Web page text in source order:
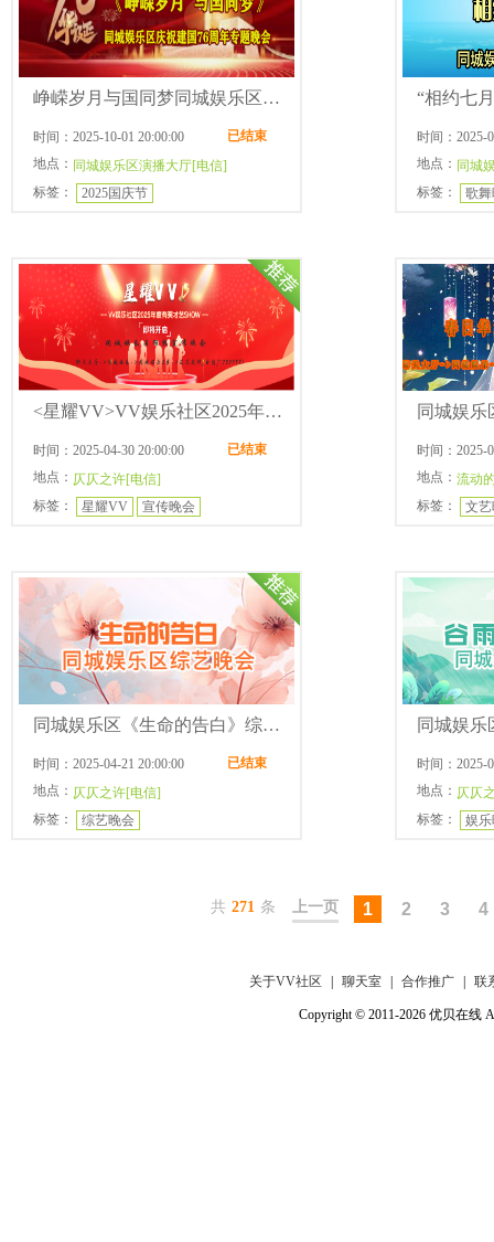
峥嵘岁月与国同梦同城娱乐区庆祝国庆76周年专题晚会
时间：2025-10-01 20:00:00
地点： 同城娱乐区演播大厅[电信]
标签：
2025国庆节
已结束
时间：2025-
地点： 同城
标签：
歌
<星耀VV>VV娱乐社区2025年度有奖才艺秀同城娱乐区预热宣传晚会
时间：2025-04-30 20:00:00
地点： 仄仄之许[电信]
标签：
星耀VV 宣传晚会
已结束
时间：2025-
地点： 流动
标签：
文
同城娱乐区《生命的告白》综艺晚会
时间：2025-04-21 20:00:00
地点： 仄仄之许[电信]
标签：
综艺晚会
已结束
时间：2025-
地点： 仄仄
标签：
娱
共 271 条 上一页 1 2 3 4
关于VV社区 聊天室 合作推广 联
Copyright © 2011-2026 优贝在线